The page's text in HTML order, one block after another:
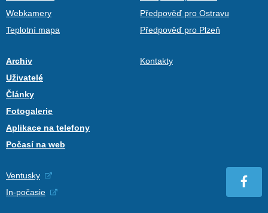
Webkamery
Teplotní mapa
Předpověď pro Ostravu
Předpověď pro Plzeň
Archiv
Uživatelé
Články
Fotogalerie
Aplikace na telefony
Počasí na web
Kontakty
Ventusky
In-počasie